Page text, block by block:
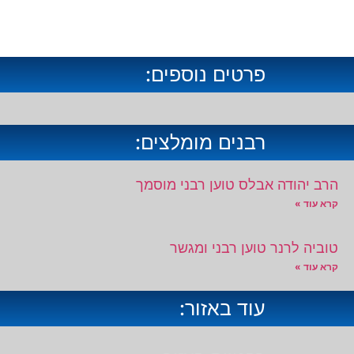
פרטים נוספים:
רבנים מומלצים:
הרב יהודה אבלס טוען רבני מוסמך
קרא עוד »
טוביה לרנר טוען רבני ומגשר
קרא עוד »
עוד באזור: